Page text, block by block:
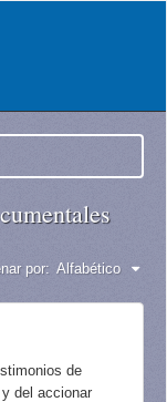
por: Alfabético
de
del accionar